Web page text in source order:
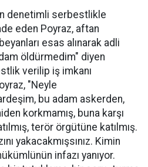
denetimli serbestlikle
eden Poyraz, aftan
esas alınarak adli
öldürmedim" diyen
verilip iş imkanı
"Neyle
bu adam askerden,
korkmamış, buna karşı
terör örgütüne katılmış.
yakacakmışsınız. Kimin
infazı yanıyor.